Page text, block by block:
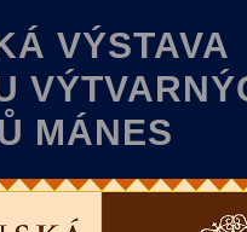
VÝSTAVA
MÁNES